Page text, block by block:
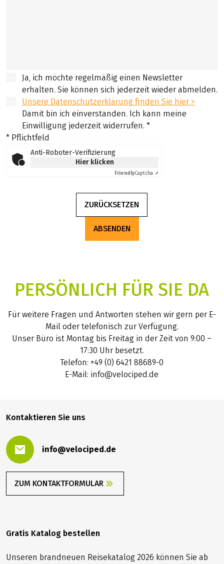
Ja, ich möchte regelmäßig einen Newsletter
erhalten. Sie können sich jederzeit wieder abmelden.
Unsere Datenschutzerklärung finden Sie hier >
Damit bin ich einverstanden. Ich kann meine
Einwilligung jederzeit widerrufen. *
* Pflichtfeld
Anti-Roboter-Verifizierung
Hier klicken
FriendlyCaptcha ⇗
ZURÜCKSETZEN
ABSENDEN
PERSÖNLICH FÜR SIE DA
Für weitere Fragen und Antworten stehen wir gern per E-
Mail oder telefonisch zur Verfügung.
Unser Büro ist Montag bis Freitag in der Zeit von 9:00 –
17:30 Uhr besetzt.
Telefon: +49 (0) 6421 88689-0
E-Mail: info@velociped.de
Kontaktieren Sie uns
info@velociped.de
ZUM KONTAKTFORMULAR
Gratis Katalog bestellen
Unseren brandneuen Reisekatalog 2026 können Sie ab